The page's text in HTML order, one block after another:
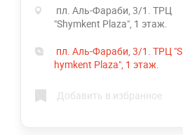
пл. Аль-Фараби, 3/1. ТРЦ
"Shymkent Plaza", 1 этаж.
пл. Аль-Фараби, 3/1. ТРЦ "S
hymkent Plaza", 1 этаж.
Добавить в избранное